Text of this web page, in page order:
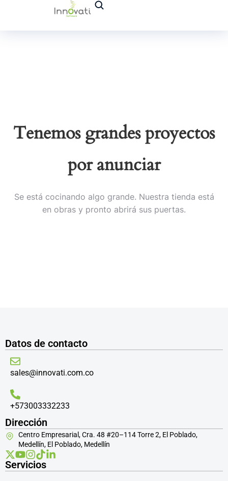
Tenemos grandes proyectos
por anunciar
Se está cocinando algo grande. Nuestra tienda está
en obras y pronto abrirá sus puertas.
Datos de contacto
sales@innovati.com.co
+573003332233
Dirección
Centro Empresarial, Cra. 48 #20–114 Torre 2, El Poblado,
Medellín, El Poblado, Medellín
Servicios